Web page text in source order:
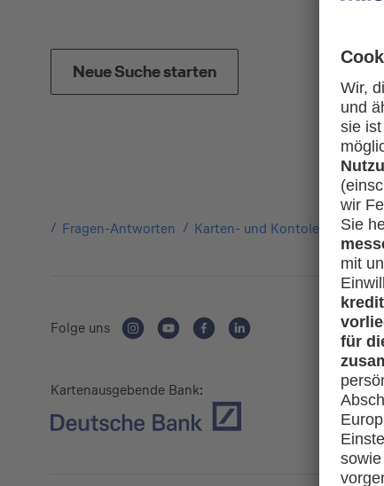
Neue Suche starten
Fragen-Antworten Karten- und Kontoleistungen
Folge uns
Kartenausgebende Bank: